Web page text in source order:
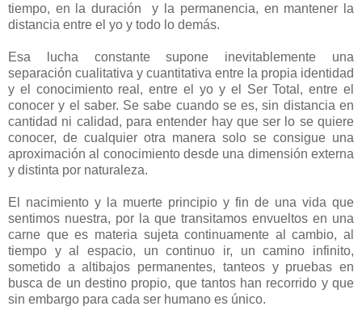
tiempo, en la duración y la permanencia, en mantener la
distancia entre el yo y todo lo demás.
Esa lucha constante supone inevitablemente una
separación cualitativa y cuantitativa entre la propia identidad
y el conocimiento real, entre el yo y el Ser Total, entre el
conocer y el saber. Se sabe cuando se es, sin distancia en
cantidad ni calidad, para entender hay que ser lo se quiere
conocer, de cualquier otra manera solo se consigue una
aproximación al conocimiento desde una dimensión externa
y distinta por naturaleza.
El nacimiento y la muerte principio y fin de una vida que
sentimos nuestra, por la que transitamos envueltos en una
carne que es materia sujeta continuamente al cambio, al
tiempo y al espacio, un continuo ir, un camino infinito,
sometido a altibajos permanentes, tanteos y pruebas en
busca de un destino propio, que tantos han recorrido y que
sin embargo para cada ser humano es único.